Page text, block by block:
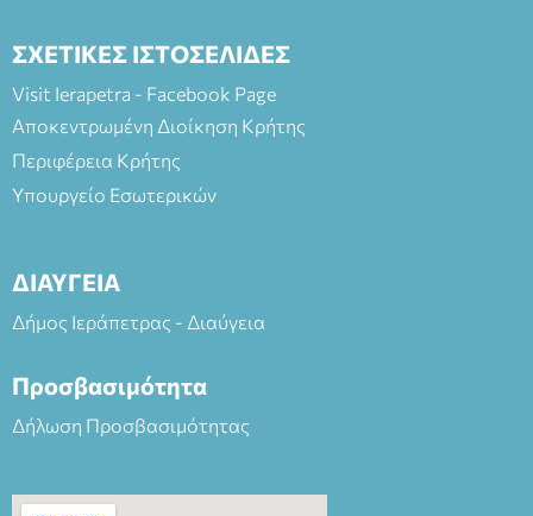
ΣΧΕΤΙΚΕΣ ΙΣΤΟΣΕΛΙΔΕΣ
Visit Ierapetra - Facebook Page
Αποκεντρωμένη Διοίκηση Κρήτης
Περιφέρεια Κρήτης
Υπουργείο Εσωτερικών
ΔΙΑΥΓΕΙΑ
Δήμος Ιεράπετρας - Διαύγεια
Προσβασιμότητα
Δήλωση Προσβασιμότητας